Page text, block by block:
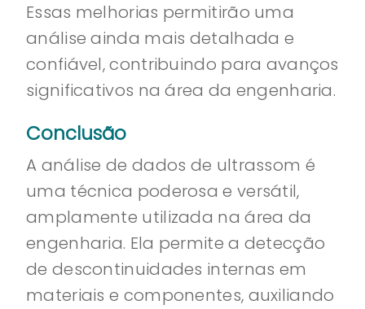
Essas melhorias permitirão uma
análise ainda mais detalhada e
confiável, contribuindo para avanços
significativos na área da engenharia.
Conclusão
A análise de dados de ultrassom é
uma técnica poderosa e versátil,
amplamente utilizada na área da
engenharia. Ela permite a detecção
de descontinuidades internas em
materiais e componentes, auxiliando